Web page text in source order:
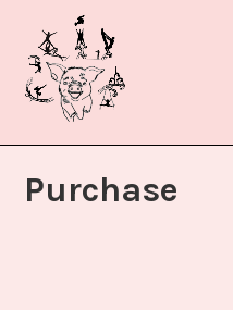
Inhalt
springen
Purchase